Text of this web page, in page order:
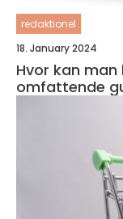
redaktionel
18. January 2024
Hvor kan man
omfattende